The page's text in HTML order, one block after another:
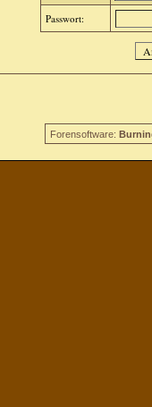
Passwort:
Forensoftware: